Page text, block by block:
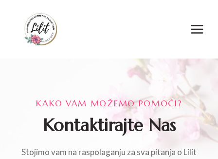
content
KAKO VAM MOŽEMO POMOĆI?
Kontaktirajte Nas
Stojimo vam na raspolaganju za sva pitanja o Lilit